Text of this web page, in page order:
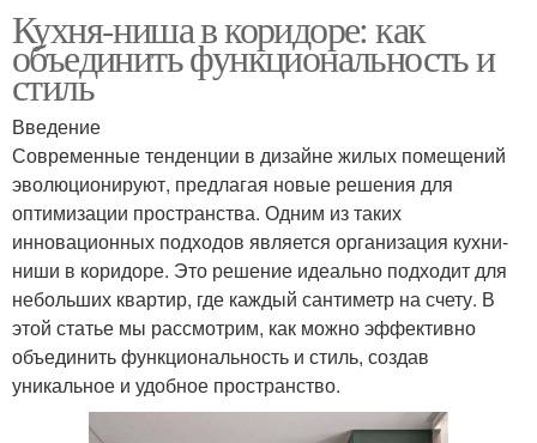
Кухня-ниша в коридоре: как
объединить функциональность и
стиль
Введение
Современные тенденции в дизайне жилых помещений
эволюционируют, предлагая новые решения для
оптимизации пространства. Одним из таких
инновационных подходов является организация кухни-
ниши в коридоре. Это решение идеально подходит для
небольших квартир, где каждый сантиметр на счету. В
этой статье мы рассмотрим, как можно эффективно
объединить функциональность и стиль, создав
уникальное и удобное пространство.